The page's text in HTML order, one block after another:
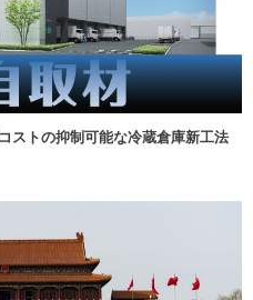
ストの抑制可能な冷蔵倉庫新工法